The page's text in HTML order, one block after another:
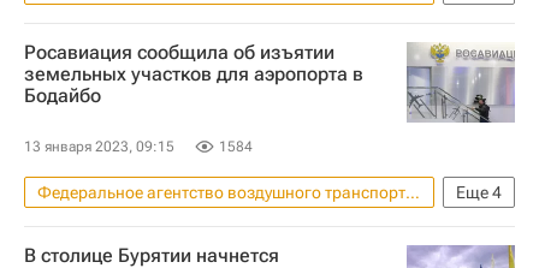
Коба Оржония
Москва
Ассоциация юристов России
Беспилотники
Росавиация сообщила об изъятии
земельных участков для аэропорта в
Бодайбо
13 января 2023, 09:15 1584
Еще4
Федеральное агентство воздушного транспорта (Росавиация)
Бодайбо
Иркутская область
В столице Бурятии начнется